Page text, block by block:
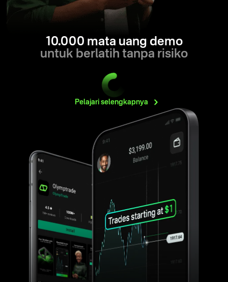
10.000 mata uang demo
untuk berlatih tanpa risiko
Pelajari selengkapnya